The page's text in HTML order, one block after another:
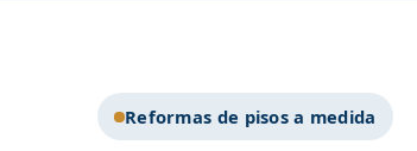
Reformas de pisos a medida